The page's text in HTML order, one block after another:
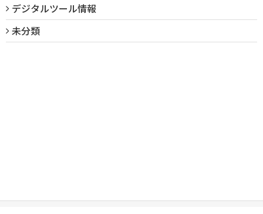
デジタルツール情報
未分類